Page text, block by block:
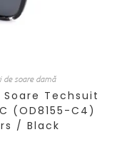
de soare damă
Techsuit
(OD8155-C4)
/ Black